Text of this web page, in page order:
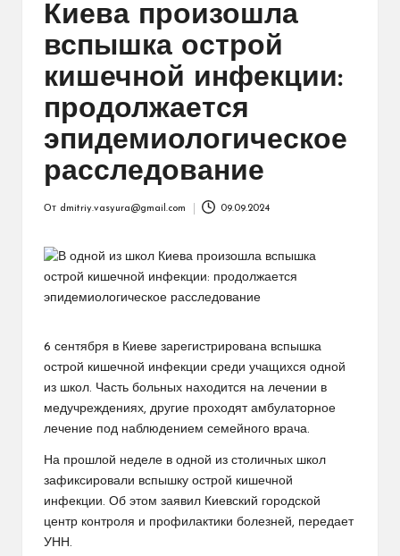
Киева произошла
вспышка острой
кишечной инфекции:
продолжается
эпидемиологическое
расследование
От dmitriy.vasyura@gmail.com 09.09.2024
6 сентября в Киеве зарегистрирована вспышка
острой кишечной инфекции среди учащихся одной
из школ. Часть больных находится на лечении в
медучреждениях, другие проходят амбулаторное
лечение под наблюдением семейного врача.
На прошлой неделе в одной из столичных школ
зафиксировали вспышку острой кишечной
инфекции. Об этом заявил Киевский городской
центр контроля и профилактики болезней, передает
УНН.